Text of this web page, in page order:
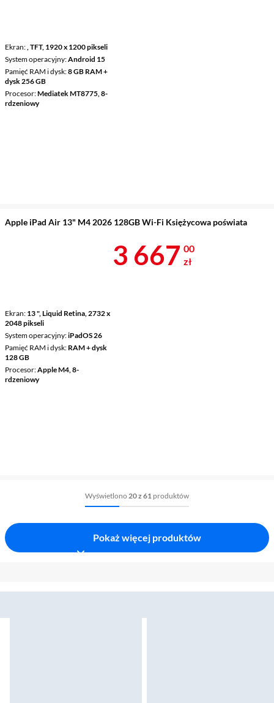
Ekran
, TFT, 1920 x 1200 pikseli
System operacyjny Android 15
Pamięć RAM i dysk 8 GB RAM +
dysk 256 GB
Procesor Mediatek MT8775, 8-
rdzeniowy
Apple iPad Air 13" M4 2026 128GB Wi-Fi Księżycowa poświata
Ekran 13 ", Liquid Retina, 2732 x
2048 pikseli
System operacyjny iPadOS 26
Pamięć RAM i dysk RAM + dysk
128 GB
Procesor Apple M4, 8-
rdzeniowy
Cena 3 667 zł
3 667 00
zł
Wyświetlono 20 z 61 produktów
Pokaż więcej produktów